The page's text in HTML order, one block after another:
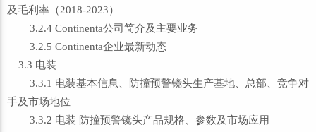
及毛利率（2018-2023）
3.2.4 Continenta公司简介及主要业务
3.2.5 Continenta企业最新动态
3.3 电装
3.3.1 电装基本信息、防撞预警镜头生产基地、总部、竞争对
手及市场地位
3.3.2 电装 防撞预警镜头产品规格、参数及市场应用